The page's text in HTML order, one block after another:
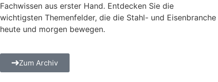
Fachwissen aus erster Hand. Entdecken Sie die
wichtigsten Themenfelder, die die Stahl- und Eisenbranche
heute und morgen bewegen.
Zum Archiv